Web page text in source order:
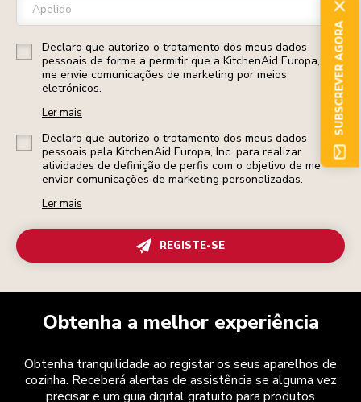
Apelido
Declaro que autorizo o tratamento dos meus dados
pessoais de forma a permitir que a KitchenAid Europa, Inc.
me envie comunicações de marketing por meios
eletrónicos.
Ler mais
Declaro que autorizo o tratamento dos meus dados
pessoais pela KitchenAid Europa, Inc. para realizar
atividades de definição de perfis com o objetivo de me
enviar comunicações de marketing personalizadas.
Ler mais
REGISTE-SE
Obtenha a melhor experiência
Obtenha tranquilidade ao registar os seus aparelhos de
cozinha. Receberá alertas de assistência se alguma vez
precisar e um guia digital gratuito para produtos
SUBSCREVER AGORA